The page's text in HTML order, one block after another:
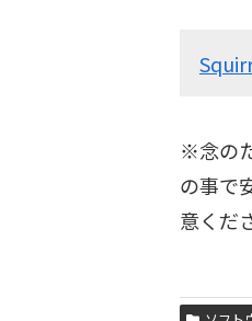
※念の
の事で
意くだ